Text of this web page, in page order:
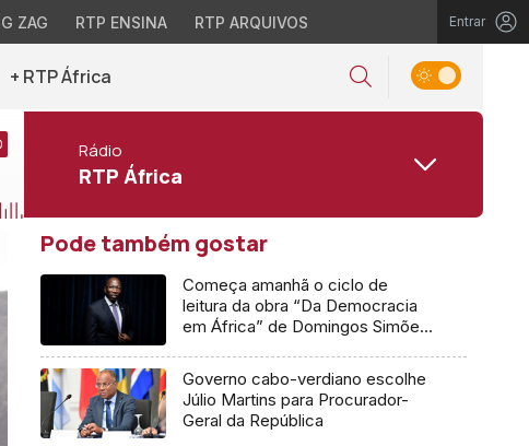
ZAG RTP ENSINA RTP ARQUIVOS Entrar
+ RTP África
Rádio
RTP África
Pode também gostar
Começa amanhã o ciclo de
leitura da obra “Da Democracia
em África” de Domingos Simões
Governo cabo-verdiano escolhe
Júlio Martins para Procurador-
Geral da República